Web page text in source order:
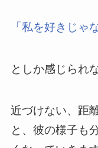
「私を好きじゃ
としか感じられ
近づけない、距
と、彼の様子も